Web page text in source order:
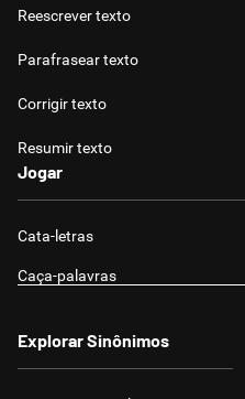
Reescrever texto
Parafrasear texto
Corrigir texto
Resumir texto
Jogar
Cata-letras
Caça-palavras
Explorar Sinônimos